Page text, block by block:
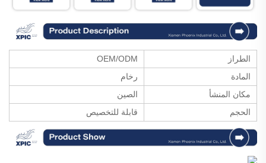
الطراز
OEM/ODM
المادة
رخام
مكان المنشأ
الصين
الحجم
قابلة للتخصيص